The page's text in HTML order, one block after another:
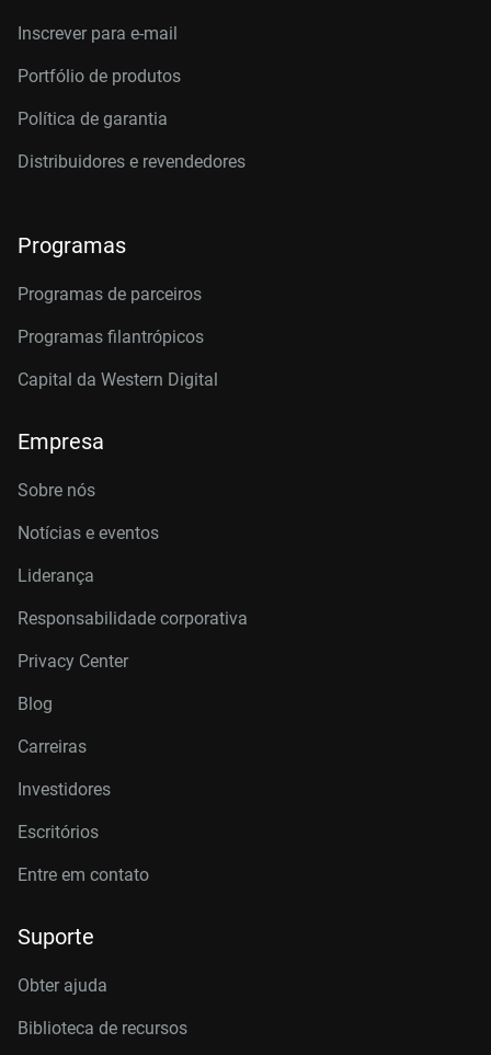
Inscrever para e-mail
Portfólio de produtos
Política de garantia
Distribuidores e revendedores
Programas
Programas de parceiros
Programas filantrópicos
Capital da Western Digital
Empresa
Sobre nós
Notícias e eventos
Liderança
Responsabilidade corporativa
Privacy Center
Blog
Carreiras
Investidores
Escritórios
Entre em contato
Suporte
Obter ajuda
Biblioteca de recursos